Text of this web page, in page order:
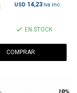
USD 14,23
EN STOCK